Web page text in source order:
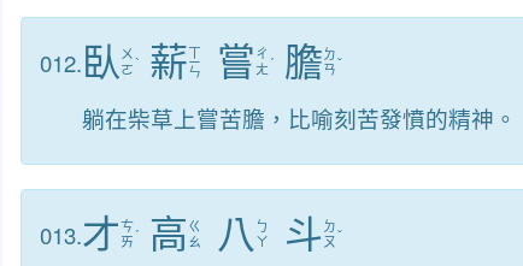
012. 臥 ㄨ
ㄛˋ 薪ㄒ
ㄧ
ㄣ 嘗 ㄔ
ㄤ ˊ 膽 ㄉ
ㄢˇ
躺在柴草上嘗苦膽，比喻刻苦發憤的精神。
013.才ㄘ
ㄞ ˊ 高 ㄍ
ㄠ
八 ㄅ
ㄚ
斗 ㄉ
ㄡˇ